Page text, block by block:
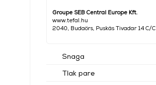
Groupe SEB Central Europe Kft.
www.tefal.hu
2040, Budaörs, Puskás Tivadar 14 C/C
Snaga
Tlak pare